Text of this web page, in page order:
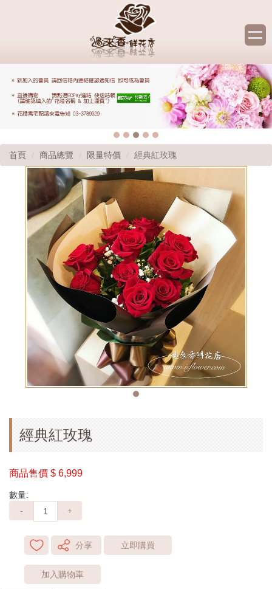
首頁 商品總覽 限量特價 經典紅玫瑰
經典紅玫瑰
商品售價 $ 6,999
數量:
-
+
分享 立即購買
加入購物車